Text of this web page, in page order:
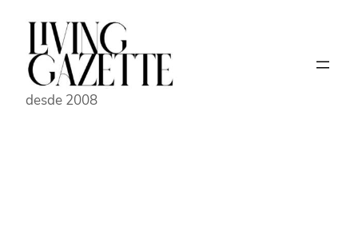
Pular
conteúdo
desde 2008